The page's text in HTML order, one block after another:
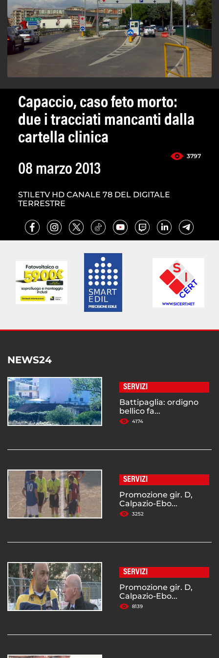
Capaccio, caso feto morto:
due i tracciati mancanti dalla
cartella clinica
3797
08 marzo 2013
STILETV HD CANALE 78 DEL DIGITALE
TERRESTRE
NEWS24
SERVIZI
Battipaglia: ordigno
bellico fa...
4174
SERVIZI
Promozione gir. D,
Calpazio-Ebo...
3252
SERVIZI
Promozione gir. D,
Calpazio-Ebo...
8139